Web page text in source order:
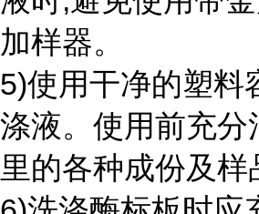
加样器。
5)使用干净的塑料
涤液。使用前充分
里的各种成份及样